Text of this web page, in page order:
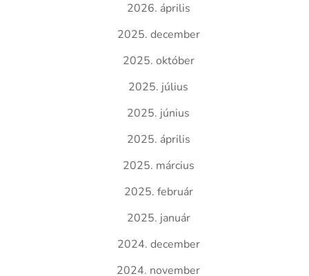
2026. április
2025. december
2025. október
2025. július
2025. június
2025. április
2025. március
2025. február
2025. január
2024. december
2024. november